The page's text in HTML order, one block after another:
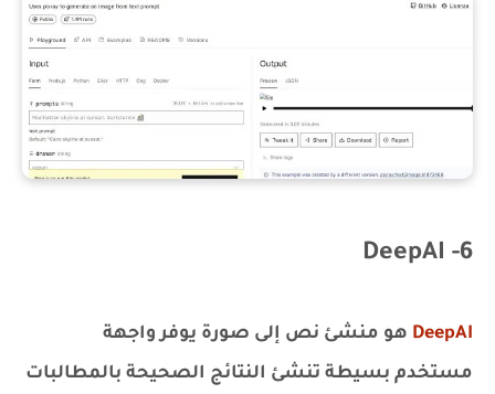
6- DeepAI
DeepAI هو منشئ نص إلى صورة يوفر واجهة
مستخدم بسيطة تنشئ النتائج الصحيحة بالمطالبات